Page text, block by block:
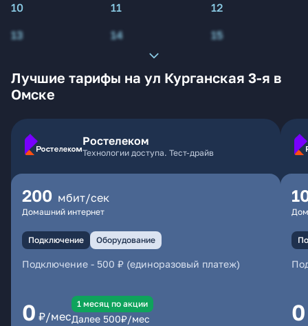
10
11
12
13
14 15
Лучшие тарифы на ул Курганская 3-я в
Омске
Ростелеком
Технологии доступа. Тест-драйв
200 мбит/сек
Домашний интернет
Подключение Оборудование
Подключение - 500 ₽ (единоразовый платеж)
0 ₽/мес
1 месяц по акции
Далее 500₽/мес 0